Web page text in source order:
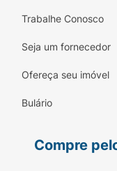
Trabalhe Conosco
Seja um fornecedor
Ofereça seu imóvel
Bulário
Compre